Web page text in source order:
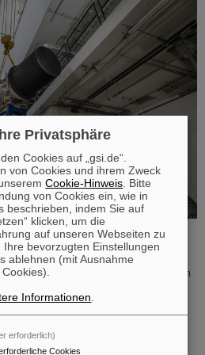
der FAIR-Beschleunigermaschine ist
in den Gebäuden der
FAIR in Darmstadt haben begonnen:
wurden erfolgreich in dem ringförmigen
Dies markiert einen
des hochmodernen
bis auf 99 Prozent der
Privatsphäre
Cookies auf „gsi.de“.
von Cookies und ihrem Zweck
Cookie-Hinweis . Bitte
von Cookies ein, wie in
beschrieben, indem Sie auf
klicken, um die
auf unseren Webseiten zu
bevorzugten Einstellungen
ablehnen (mit Ausnahme
Informationen
erforderlich)
Cookies